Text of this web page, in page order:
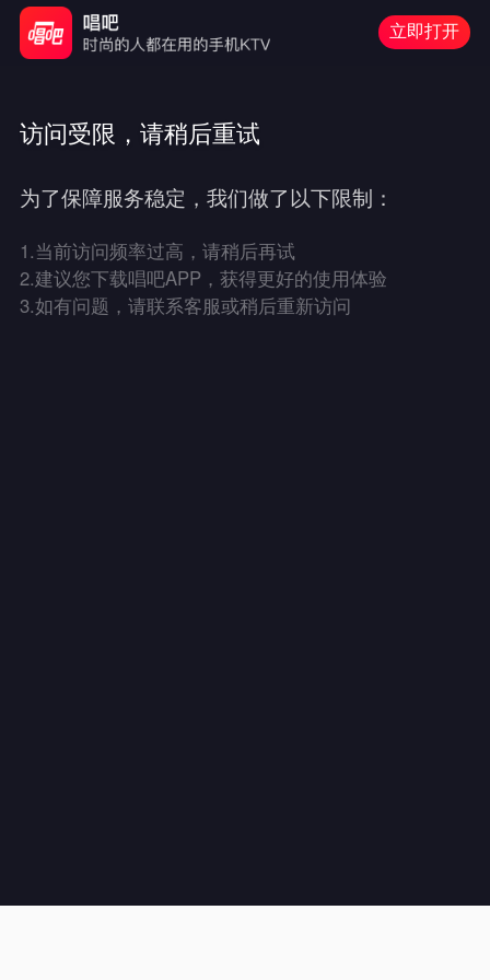
立即打开
访问受限，请稍后重试
为了保障服务稳定，我们做了以下限制：
1.当前访问频率过高，请稍后再试
2.建议您下载唱吧APP，获得更好的使用体验
3.如有问题，请联系客服或稍后重新访问